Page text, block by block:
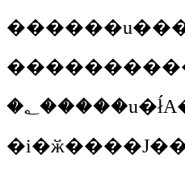
�����
���������
�؂����